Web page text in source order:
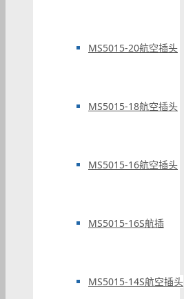
MS5015-20航空插头
MS5015-18航空插头
MS5015-16航空插头
MS5015-16S航插
MS5015-14S航空插头